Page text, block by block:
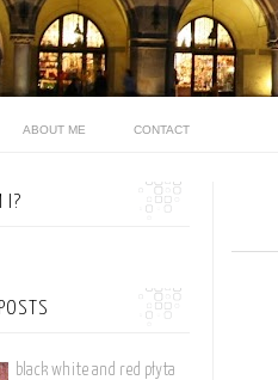
ABOUT ME CONTACT
I?
black white and red płyta